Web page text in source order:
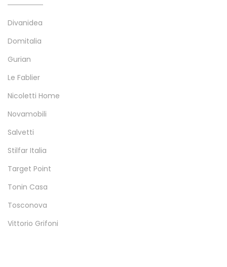
Divanidea
Domitalia
Gurian
Le Fablier
Nicoletti Home
Novamobili
Salvetti
Stilfar Italia
Target Point
Tonin Casa
Tosconova
Vittorio Grifoni